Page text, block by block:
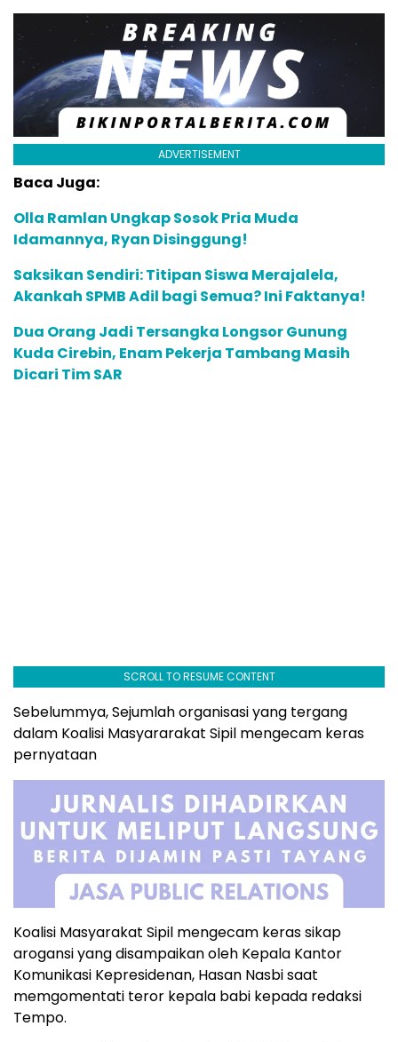
ADVERTISEMENT
Baca Juga:
Olla Ramlan Ungkap Sosok Pria Muda
Idamannya, Ryan Disinggung!
Saksikan Sendiri: Titipan Siswa Merajalela,
Akankah SPMB Adil bagi Semua? Ini Faktanya!
Dua Orang Jadi Tersangka Longsor Gunung
Kuda Cirebin, Enam Pekerja Tambang Masih
Dicari Tim SAR
SCROLL TO RESUME CONTENT
Sebelummya, Sejumlah organisasi yang tergang
dalam Koalisi Masyararakat Sipil mengecam keras
pernyataan
Koalisi Masyarakat Sipil mengecam keras sikap
arogansi yang disampaikan oleh Kepala Kantor
Komunikasi Kepresidenan, Hasan Nasbi saat
memgomentati teror kepala babi kepada redaksi
Tempo.